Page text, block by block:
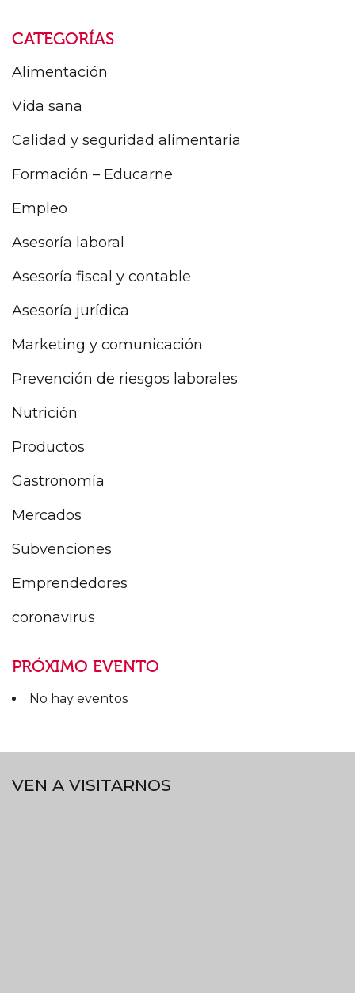
CATEGORÍAS
Alimentación
Vida sana
Calidad y seguridad alimentaria
Formación – Educarne
Empleo
Asesoría laboral
Asesoría fiscal y contable
Asesoría jurídica
Marketing y comunicación
Prevención de riesgos laborales
Nutrición
Productos
Gastronomía
Mercados
Subvenciones
Emprendedores
coronavirus
PRÓXIMO EVENTO
No hay eventos
VEN A VISITARNOS